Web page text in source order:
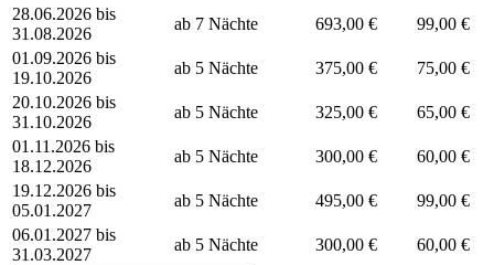
28.06.2026 bis
31.08.2026
ab 7 Nächte 693,00 €
99,00 €
01.09.2026 bis
19.10.2026
ab 5 Nächte 375,00 €
75,00 €
20.10.2026 bis
31.10.2026
ab 5 Nächte 325,00 €
65,00 €
01.11.2026 bis
18.12.2026
ab 5 Nächte 300,00 €
60,00 €
19.12.2026 bis
05.01.2027
ab 5 Nächte 495,00 €
99,00 €
06.01.2027 bis
31.03.2027
ab 5 Nächte 300,00 € 60,00 €